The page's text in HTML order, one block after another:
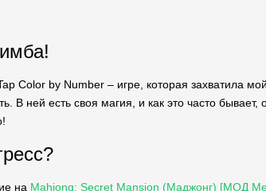
Color by Number – игре, которая захватила
В ней есть своя магия, и как это часто
на Mahjong: Secret Mansion (Маджонг) [МОД